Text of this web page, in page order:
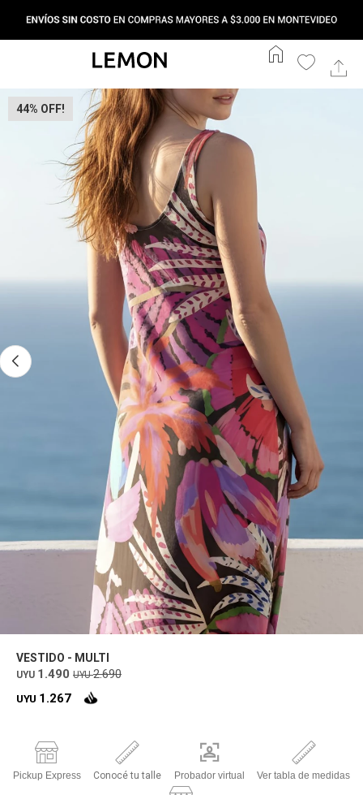
home
44
VESTIDO - MULTI
UYU 1.490 UYU 2.690
UYU 1.267
Pickup Express Conocé tu talle Probador virtual Ver tabla de medidas